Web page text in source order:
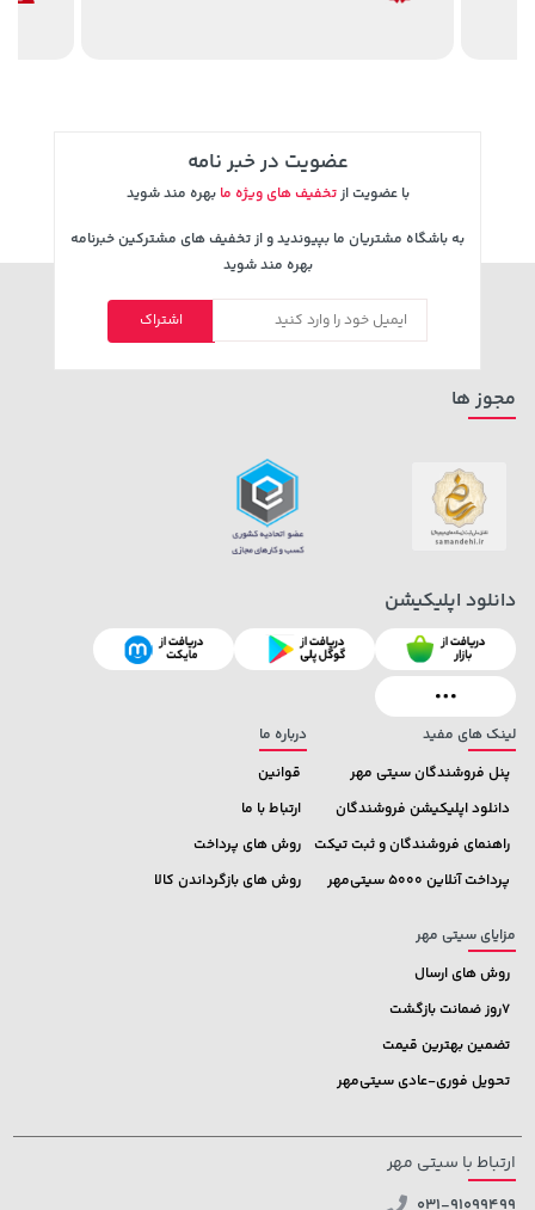
عضویت در خبر نامه
با عضویت ازتخفیف های ویژه ما بهره مند شوید
به باشگاه مشتریان ما بپیوندید و از تخفیف های مشترکین خبرنامه
بهره مند شوید
اشتراک
لینک های مفید
پنل فروشندگان سیتی مهر
دانلود اپلیکیشن فروشندگان
راهنمای فروشندگان و ثبت تیکت
پرداخت آنلاین 5000 سیتی‌مهر
درباره ما
قوانین
ارتباط با ما
روش های پرداخت
روش های بازگرداندن کالا
مزایای سیتی مهر
روش های ارسال
7روز ضمانت بازگشت
تضمین بهترین قیمت
تحویل فوری-عادی سیتی‌مهر
مجوز ها
دانلود اپلیکیشن
ارتباط با سیتی مهر
031-91099499